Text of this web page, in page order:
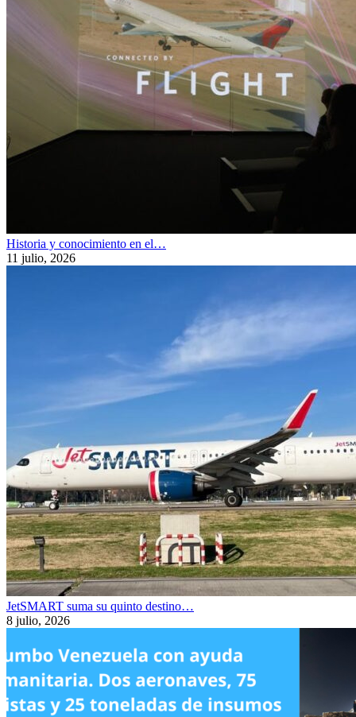
Historia y conocimiento en el…
11 julio, 2026
JetSMART suma su quinto destino…
8 julio, 2026